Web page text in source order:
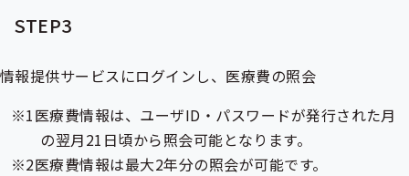
STEP3
情報提供サービスにログインし、医療費の照会
医療費情報は、ユーザID・パスワードが発行された月
の翌月21日頃から照会可能となります。
医療費情報は最大2年分の照会が可能です。